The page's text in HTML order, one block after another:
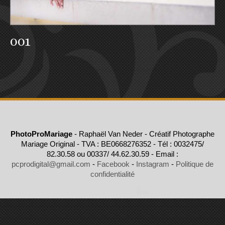
001
PhotoProMariage - Raphaël Van Neder - Créatif Photographe
Mariage Original - TVA : BE0668276352 - Tél : 0032475/
82.30.58 ou 00337/ 44.62.30.59 - Email :
pcprodigital@gmail.com - Facebook - Instagram - Politique de
confidentialité